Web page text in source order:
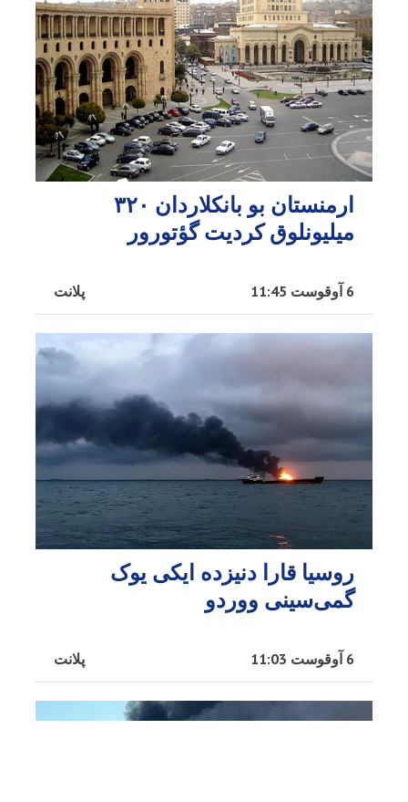
ارمنستان بو بانکلاردان ۳۲۰
میلیونلوق کردیت گؤتورور
پلانت 6 آوقوست 11:45
روسیا قارا دنیزده ایکی یوک
گمی‌سینی ووردو
پلانت 6 آوقوست 11:03